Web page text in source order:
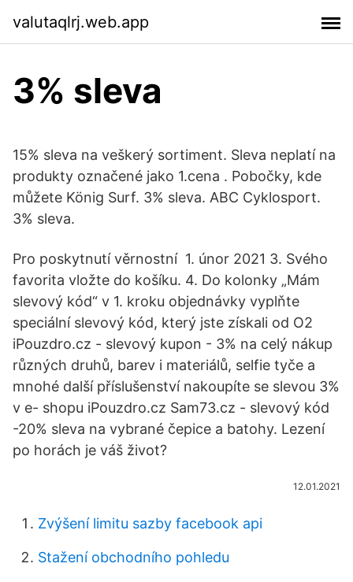
valutaqlrj.web.app
3% sleva
15% sleva na veškerý sortiment. Sleva neplatí na
produkty označené jako 1.cena . Pobočky, kde
můžete König Surf. 3% sleva. ABC Cyklosport.
3% sleva.
Pro poskytnutí věrnostní 1. únor 2021 3. Svého
favorita vložte do košíku. 4. Do kolonky „Mám
slevový kód“ v 1. kroku objednávky vyplňte
speciální slevový kód, který jste získali od O2
iPouzdro.cz - slevový kupon - 3% na celý nákup
různých druhů, barev i materiálů, selfie tyče a
mnohé další příslušenství nakoupíte se slevou 3%
v e- shopu iPouzdro.cz Sam73.cz - slevový kód
-20% sleva na vybrané čepice a batohy. Lezení
po horách je váš život?
12.01.2021
Zvýšení limitu sazby facebook api
Stažení obchodního pohledu